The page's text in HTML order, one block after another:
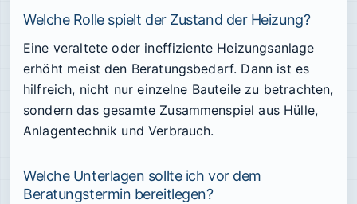
Welche Rolle spielt der Zustand der Heizung?
Eine veraltete oder ineffiziente Heizungsanlage
erhöht meist den Beratungsbedarf. Dann ist es
hilfreich, nicht nur einzelne Bauteile zu betrachten,
sondern das gesamte Zusammenspiel aus Hülle,
Anlagentechnik und Verbrauch.
Welche Unterlagen sollte ich vor dem
Beratungstermin bereitlegen?